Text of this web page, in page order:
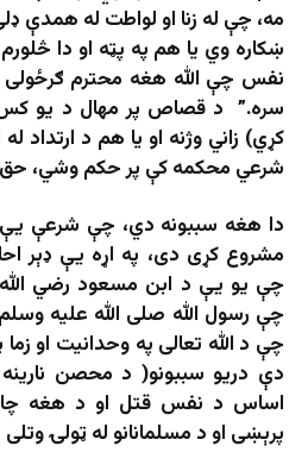
مه، چې له زنا او لواطت له همدې
ښکاره وي یا هم په پټه او دا
نفس چې الله هغه محترم
سره.” د قصاص پر مهال د یو
کړي) زاني وژنه او یا هم د ارتداد
شرعي محکمه کې پر حکم وشي، حق
دا هغه سببونه دي، چې شرعې
مشروع کړی دی، په اړه یې ډېر
چې یو یې د ابن مسعود رضي
چې رسول الله صلی الله علیه
چې د الله تعالی په وحدانیت او
دې دریو سببونو( د محصن
اساس د نفس قتل او د هغه
پرېښی او د مسلمانانو له ټولۍ